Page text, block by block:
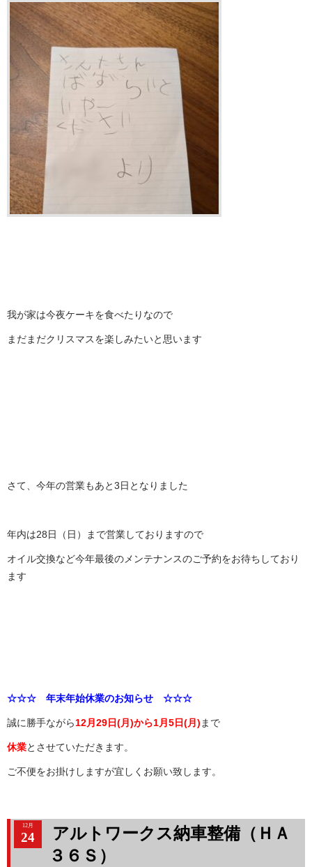
我が家は今夜ケーキを食べたりなので
まだまだクリスマスを楽しみたいと思います
さて、今年の営業もあと3日となりました
年内は28日（日）まで営業しておりますので
オイル交換など今年最後のメンテナンスのご予約をお待ちしており
ます
☆☆☆ 年末年始休業のお知らせ ☆☆☆
誠に勝手ながら12月29日(月)から1月5日(月) まで
休業とさせていただきます。
ご不便をお掛けしますが宜しくお願い致します。
12月
24
アルトワークス納車整備（ＨＡ
３６Ｓ）